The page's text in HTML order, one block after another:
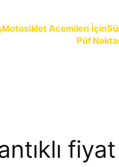
Motosiklet Acemileri İçin
Püf
fiyat